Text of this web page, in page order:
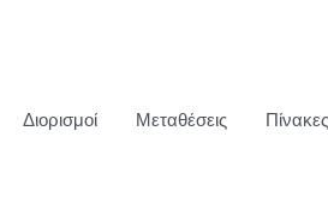
Διορισμοί Μεταθέσεις Πίνακες